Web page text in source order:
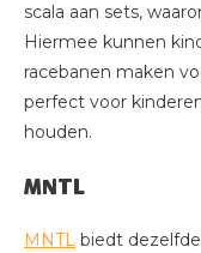
scala aan sets,
Hiermee kunnen
racebanen maken
perfect voor
houden.
MNTL
MNTL biedt